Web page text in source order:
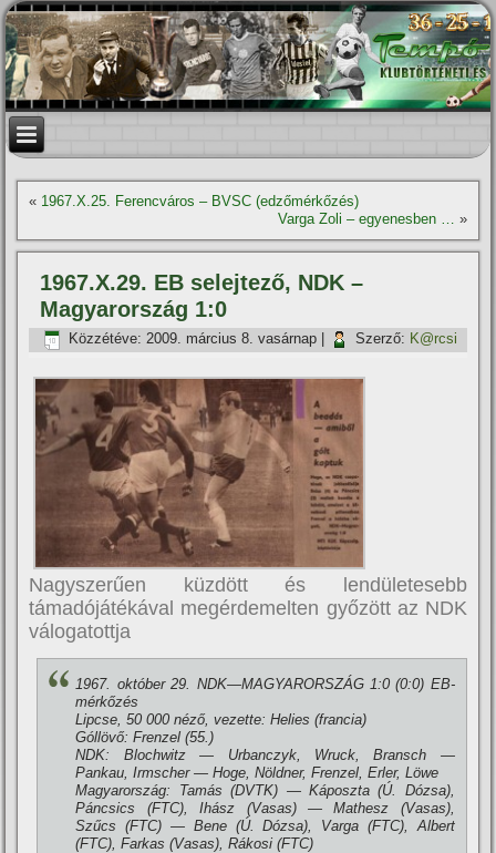
« 1967.X.25. Ferencváros – BVSC (edzőmérkőzés)
Varga Zoli – egyenesben … »
1967.X.29. EB selejtező, NDK –
Magyarország 1:0
Közzétéve: 2009. március 8. vasárnap Szerző: K@rcsi
Nagyszerűen küzdött és lendületesebb
támadójátékával megérdemelten győzött az NDK
válogatottja
1967. október 29. NDK—MAGYARORSZÁG 1:0 (0:0) EB-
mérkőzés
Lipcse, 50 000 néző, vezette: Helies (francia)
Góllövő: Frenzel (55.)
NDK: Blochwitz — Urbanczyk, Wruck, Bransch —
Pankau, Irmscher — Hoge, Nöldner, Frenzel, Erler, Löwe
Magyarország: Tamás (DVTK) — Káposzta (Ú. Dózsa),
Páncsics (FTC), Ihász (Vasas) — Mathesz (Vasas),
Szűcs (FTC) — Bene (Ú. Dózsa), Varga (FTC), Albert
(FTC), Farkas (Vasas), Rákosi (FTC)